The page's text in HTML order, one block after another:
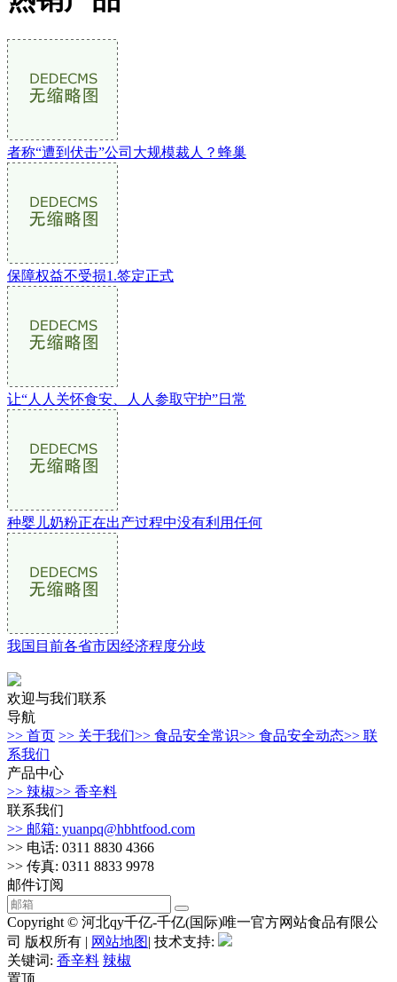
者称“遭到伏击”公司大规模裁人？蜂巢
保障权益不受损1.签定正式
让“人人关怀食安、人人参取守护”日常
种婴儿奶粉正在出产过程中没有利用任何
我国目前各省市因经济程度分歧
欢迎与我们联系
导航
>> 首页 >> 关于我们>> 食品安全常识>> 食品安全动态>> 联
系我们
产品中心
>> 辣椒>> 香辛料
联系我们
>> 邮箱: yuanpq@hbhtfood.com
>> 电话: 0311 8830 4366
>> 传真: 0311 8833 9978
邮件订阅
Copyright © 河北qy千亿-千亿(国际)唯一官方网站食品有限公
司 版权所有 | 网站地图| 技术支持:
关键词: 香辛料 辣椒
置顶